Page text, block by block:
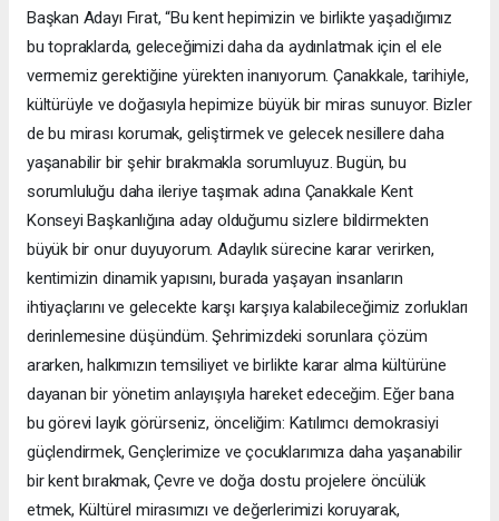
Başkan Adayı Fırat, “Bu kent hepimizin ve birlikte yaşadığımız
bu topraklarda, geleceğimizi daha da aydınlatmak için el ele
vermemiz gerektiğine yürekten inanıyorum. Çanakkale, tarihiyle,
kültürüyle ve doğasıyla hepimize büyük bir miras sunuyor. Bizler
de bu mirası korumak, geliştirmek ve gelecek nesillere daha
yaşanabilir bir şehir bırakmakla sorumluyuz. Bugün, bu
sorumluluğu daha ileriye taşımak adına Çanakkale Kent
Konseyi Başkanlığına aday olduğumu sizlere bildirmekten
büyük bir onur duyuyorum. Adaylık sürecine karar verirken,
kentimizin dinamik yapısını, burada yaşayan insanların
ihtiyaçlarını ve gelecekte karşı karşıya kalabileceğimiz zorlukları
derinlemesine düşündüm. Şehrimizdeki sorunlara çözüm
ararken, halkımızın temsiliyet ve birlikte karar alma kültürüne
dayanan bir yönetim anlayışıyla hareket edeceğim. Eğer bana
bu görevi layık görürseniz, önceliğim: Katılımcı demokrasiyi
güçlendirmek, Gençlerimize ve çocuklarımıza daha yaşanabilir
bir kent bırakmak, Çevre ve doğa dostu projelere öncülük
etmek, Kültürel mirasımızı ve değerlerimizi koruyarak,